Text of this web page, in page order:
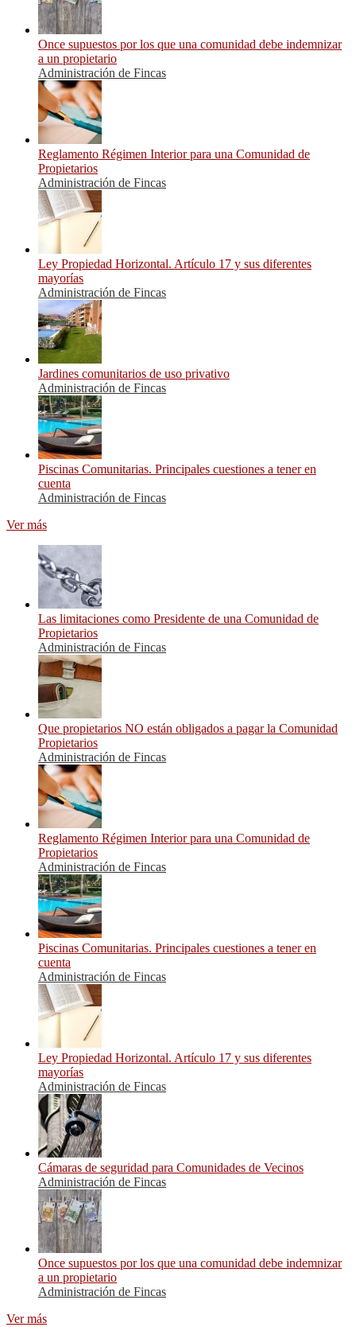
Once supuestos por los que una comunidad debe indemnizar
a un propietario
Administración de Fincas
Reglamento Régimen Interior para una Comunidad de
Propietarios
Administración de Fincas
Ley Propiedad Horizontal. Artículo 17 y sus diferentes
mayorías
Administración de Fincas
Jardines comunitarios de uso privativo
Administración de Fincas
Piscinas Comunitarias. Principales cuestiones a tener en
cuenta
Administración de Fincas
Ver más
Las limitaciones como Presidente de una Comunidad de
Propietarios
Administración de Fincas
Que propietarios NO están obligados a pagar la Comunidad
Propietarios
Administración de Fincas
Reglamento Régimen Interior para una Comunidad de
Propietarios
Administración de Fincas
Piscinas Comunitarias. Principales cuestiones a tener en
cuenta
Administración de Fincas
Ley Propiedad Horizontal. Artículo 17 y sus diferentes
mayorías
Administración de Fincas
Cámaras de seguridad para Comunidades de Vecinos
Administración de Fincas
Once supuestos por los que una comunidad debe indemnizar
a un propietario
Administración de Fincas
Ver más